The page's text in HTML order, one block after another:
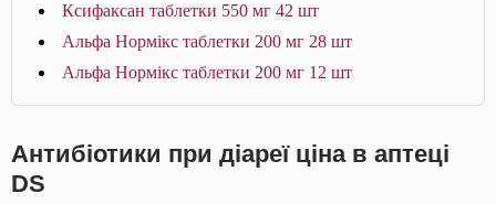
Ксифаксан таблетки 550 мг 42 шт
Альфа Нормікс таблетки 200 мг 28 шт
Альфа Нормікс таблетки 200 мг 12 шт
Антибіотики при діареї ціна в аптеці
DS